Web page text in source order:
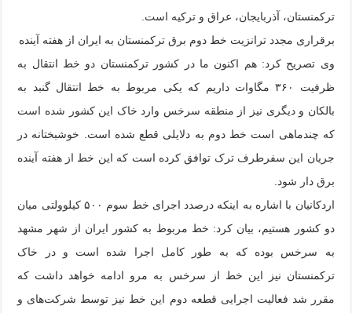
ترکمنستان، آذربایجان، عراق و ترکیه است.
برقراری مجدد ترانزیت خط دوم برق ترکمنستان به ایران از هفته آینده
وی تصریح کرد: هم اکنون ما در کشور ترکمنستان دو خط انتقال به
ظرفیت ۳۶۰ مگاوات داریم که یکی مربوط به خط انتقال گنبد به
بالکان و دیگری نیز از منطقه سرخس وارد خاک این کشور شده است
که چندماهی است خط دوم به دلایلی قطع شده است. خوشبختانه در
جریان این سفرطرف ترک توافق کرده است که این خط از هفته آینده
برق دار شود.
اردکانیان با اشاره به اینکه درصدد اجرای خط سوم ۵۰۰ کیلوولتی میان
دو کشور هستیم، بیان کرد: خط مربوط به کشور ایران از شهر مشهد
به سرخس بوده که به طور کامل اجرا شده است و در خاک
ترکمنستان نیز این خط از سرخس به مرو ادامه خواهد داشت که
مقرر شد فعالیت اجرایی قطعه دوم این خط نیز توسط شرکت‌های و